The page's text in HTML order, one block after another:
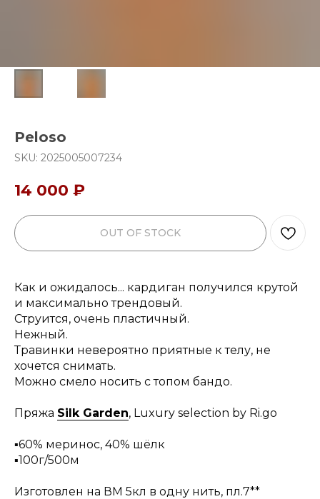
Peloso
SKU: 2025005007234
14 000 ₽
OUT OF STOCK
Как и ожидалось... кардиган получился крутой
и максимально трендовый.
Струится, очень пластичный.
Нежный.
Травинки невероятно приятные к телу, не
хочется снимать.
Можно смело носить с топом бандо.
Пряжа Silk Garden, Luxury selection by Ri.go
▪️60% меринос, 40% шёлк
▪️100г/500м
Изготовлен на ВМ 5кл в одну нить, пл.7**